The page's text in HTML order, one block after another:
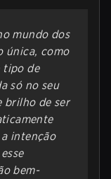
mundo dos
única, como
tipo de
só no seu
brilho de ser
intenção
bem-